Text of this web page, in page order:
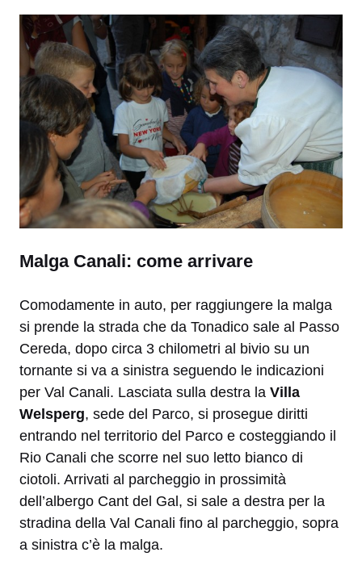
Malga Canali: come arrivare
Comodamente in auto, per raggiungere la malga
si prende la strada che da Tonadico sale al Passo
Cereda, dopo circa 3 chilometri al bivio su un
tornante si va a sinistra seguendo le indicazioni
per Val Canali. Lasciata sulla destra la Villa
Welsperg, sede del Parco, si prosegue diritti
entrando nel territorio del Parco e costeggiando il
Rio Canali che scorre nel suo letto bianco di
ciotoli. Arrivati al parcheggio in prossimità
dell’albergo Cant del Gal, si sale a destra per la
stradina della Val Canali fino al parcheggio, sopra
a sinistra c’è la malga.